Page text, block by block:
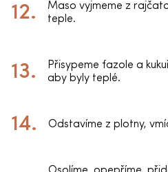
Maso vyjmeme z
teple.
Přisypeme fazole a
aby byly teplé.
Odstavíme z plotny,